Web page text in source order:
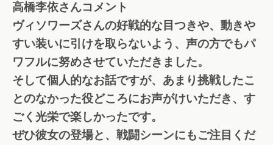
高橋李依さんコメント
ヴィソワーズさんの好戦的な目つきや、動きや
すい装いに引けを取らないよう、声の方でもパ
ワフルに努めさせていただきました。
そして個人的なお話ですが、あまり挑戦したこ
とのなかった役どころにお声がけいただき、す
ごく光栄で楽しかったです。
ぜひ彼女の登場と、戦闘シーンにもご注目くだ